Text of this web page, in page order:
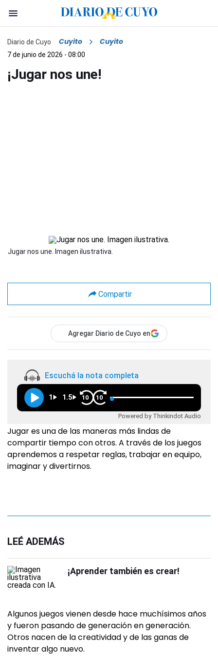
Diario de Cuyo Cuyito Cuyito
7 de junio de 2026 - 08:00
¡Jugar nos une!
Jugar nos une. Imagen ilustrativa.
Compartir
Agregar Diario de Cuyo en
Escuchá la nota completa
1 1.5 10 10
Powered by Thinkindot Audio
Jugar es una de las maneras más lindas de
compartir tiempo con otros. A través de los juegos
aprendemos a respetar reglas, trabajar en equipo,
imaginar y divertirnos.
LEÉ ADEMÁS
¡Aprender también es crear!
Algunos juegos vienen desde hace muchísimos años
y fueron pasando de generación en generación.
Otros nacen de la creatividad y de las ganas de
inventar algo nuevo.